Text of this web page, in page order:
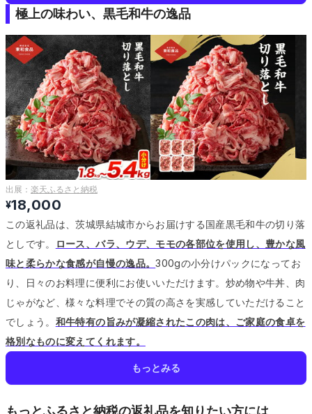
極上の味わい、黒毛和牛の逸品
出展： 楽天ふるさと納税
¥18,000
この返礼品は、茨城県結城市からお届けする国産黒毛和牛の切り落
としです。
ロース、バラ、ウデ、モモの各部位を使用し、豊かな風
味と柔らかな食感が自慢の逸品。300gの小分けパックになってお
り、日々のお料理に便利にお使いいただけます。 炒め物や牛丼、肉
じゃがなど、様々な料理でその質の高さを実感していただけること
でしょう。 和牛特有の旨みが凝縮されたこの肉は、ご家庭の食卓を
格別なものに変えてくれます。
もっとみる
もっとふるさと納税の返礼品を知りたい方には